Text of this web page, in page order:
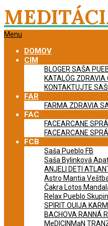
Skip
to
content
Primary
Menu
Menu
DOMOV
CIM
BLOGER SAŠA
KATALÓG ZDRAVIA
KONTAKTUJTE
FAR
FARMA ZDRAVIA
FAC
FACEARCANE
FACEARCANE
FCB
Saša Pueblo FB
Saša Bylinková
ANJELI DETI
Astro Mantia
Čakra Lotos
Relax Pueblo
SPIRIT OUIJA
BACHOVA RANNÁ
MeDICINMaN